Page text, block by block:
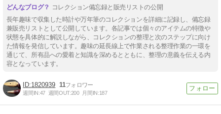
コレクション備忘録と販売リストの公開
長年趣味で収集した時計や万年筆のコレクションを詳細に記録し、備忘録
兼販売リストとして公開しています。各記事では個々のアイテムの特徴や
状態を具体的に解説しながら、コレクションの整理と次のステップに向け
た情報を発信しています。趣味の延長線上で作業される整理作業の一環を
通じて、所有品への愛着と知識を深めるとともに、整理の意義を伝える内
容となっています。
1820939 11
週間IN:47 週間OUT:200 月間IN:187